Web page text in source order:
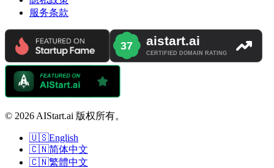
服务条款
© 2026 AIStart.ai 版权所有。
🇺🇸English
🇨🇳简体中文
🇨🇳繁體中文